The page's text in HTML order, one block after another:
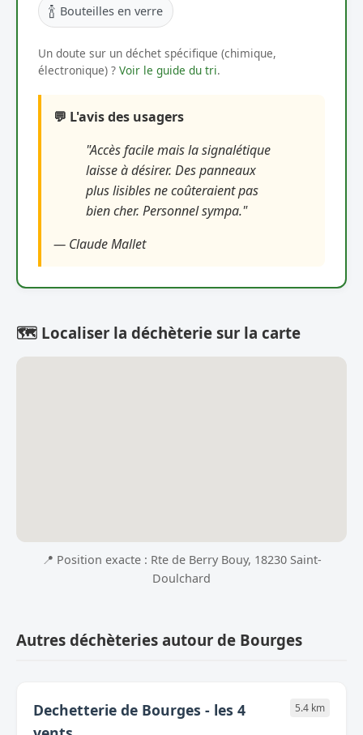
🍾 Bouteilles en verre
Un doute sur un déchet spécifique (chimique,
électronique) ? Voir le guide du tri.
💬 L'avis des usagers
"Accès facile mais la signalétique
laisse à désirer. Des panneaux
plus lisibles ne coûteraient pas
bien cher. Personnel sympa."
— Claude Mallet
🗺️ Localiser la déchèterie sur la carte
📍 Position exacte : Rte de Berry Bouy, 18230 Saint-
Doulchard
Autres déchèteries autour de Bourges
Dechetterie de Bourges - les 4
5.4 km